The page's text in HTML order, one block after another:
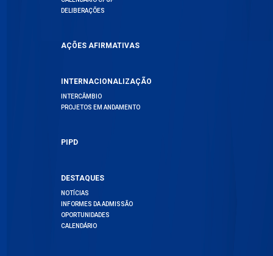
DELIBERAÇÕES
AÇÕES AFIRMATIVAS
INTERNACIONALIZAÇÃO
INTERCÂMBIO
PROJETOS EM ANDAMENTO
PIPD
DESTAQUES
NOTÍCIAS
INFORMES DA ADMISSÃO
OPORTUNIDADES
CALENDÁRIO